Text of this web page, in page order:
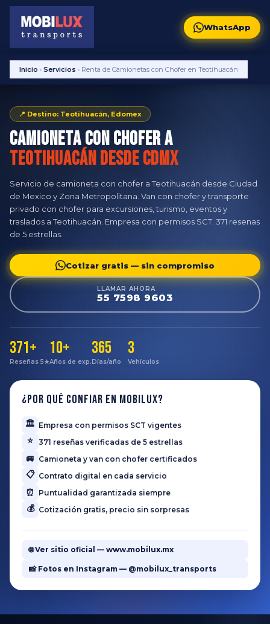
WhatsApp
Inicio › Servicios › Renta de Camionetas con Chofer en Teotihuacán
📍 Destino: Teotihuacán, Edomex
Camioneta con Chofer a
Teotihuacán desde CDMX
Servicio de camioneta con chofer a Teotihuacán desde Ciudad
de Mexico y Zona Metropolitana. Van con chofer y transporte
privado con chofer para excursiones, turismo, eventos y
traslados a Teotihuacán. Empresa con permisos SCT. 371 resenas
de 5 estrellas.
Cotizar gratis — sin compromiso
LLAMAR AHORA
55 7598 9603
371+
Reseñas 5★
10+
Años de exp.
365
Días/año
3
Vehículos
¿Por qué confiar en Mobilux?
🏛️ Empresa con permisos SCT vigentes
⭐ 371 reseñas verificadas de 5 estrellas
🚐 Camioneta y van con chofer certificados
📋 Contrato digital en cada servicio
⏰ Puntualidad garantizada siempre
💰 Cotización gratis, precio sin sorpresas
🌐 Ver sitio oficial — www.mobilux.mx
📸 Fotos en Instagram — @mobilux_transports